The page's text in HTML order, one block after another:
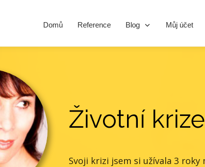
Domů Reference Blog Můj účet
Životní krize
Svoji krizi jsem si užívala 3 roky